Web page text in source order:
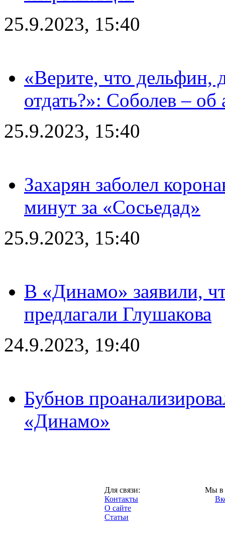
25.9.2023, 15:40
«Верите, что дельфин,
отдать?»: Соболев – об
25.9.2023, 15:40
Захарян заболел
минут за «Сосьедад»
25.9.2023, 15:40
В «Динамо» заявили,
предлагали Глушакова
24.9.2023, 19:40
Бубнов
«Динамо»
Для связи:
Контакты
О сайте
Статьи
Мы в